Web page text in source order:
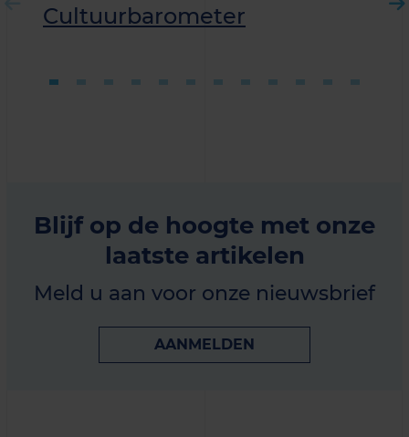
Cultuurbarometer
Blijf op de hoogte met onze
laatste artikelen
Meld u aan voor onze nieuwsbrief
AANMELDEN